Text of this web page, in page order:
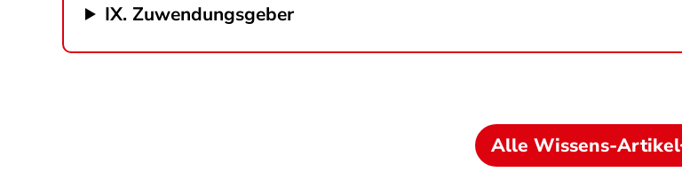
IX. Zuwendungsgeber
Alle Wissens-Artikel